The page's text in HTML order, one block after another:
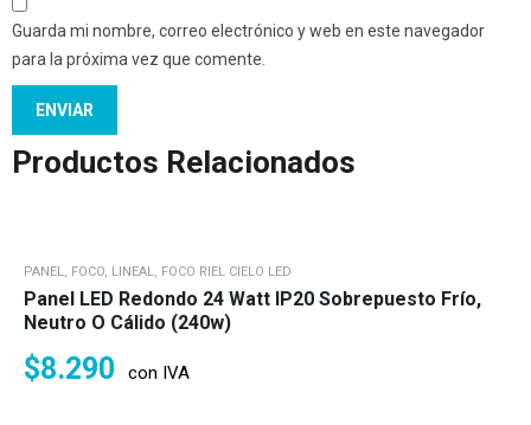
Guarda mi nombre, correo electrónico y web en este navegador
para la próxima vez que comente.
Productos Relacionados
PANEL, FOCO, LINEAL, FOCO RIEL CIELO LED
Panel LED Redondo 24 Watt IP20 Sobrepuesto Frío,
Neutro O Cálido (240w)
$8.290 con IVA